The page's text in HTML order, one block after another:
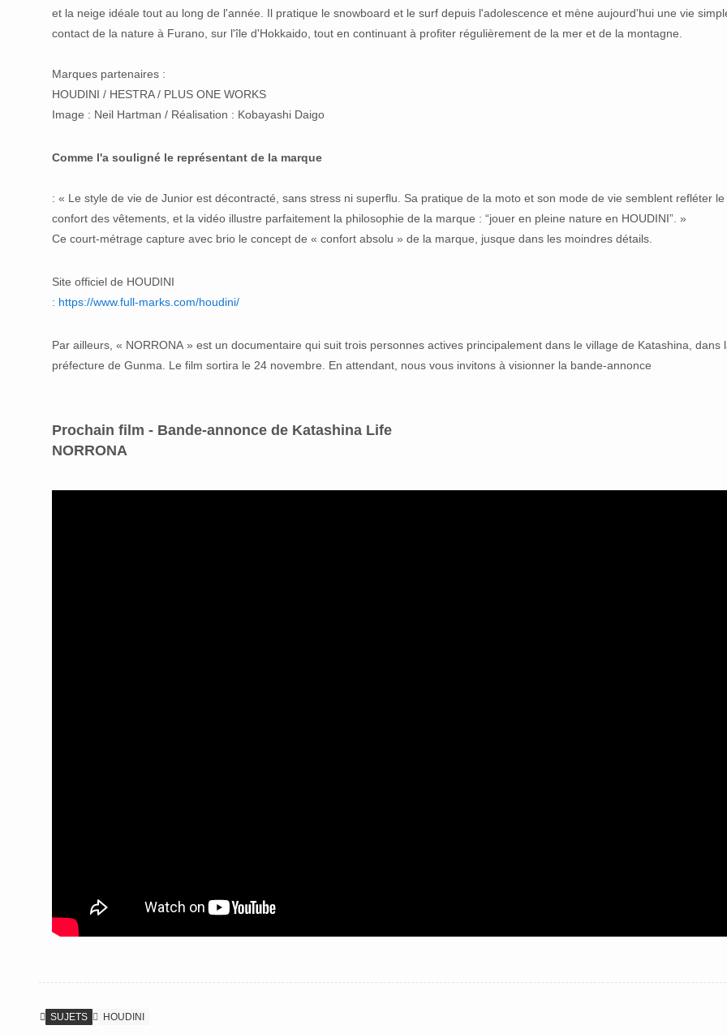
et la neige idéale tout au long de l'année. Il pratique le snowboard et le surf depuis l'adolescence et mène aujourd'hui une vie
contact de la nature à Furano, sur l'île d'Hokkaido, tout en continuant à profiter régulièrement de la mer et de la montagne.
Marques partenaires :
HOUDINI / HESTRA / PLUS ONE WORKS
Image : Neil Hartman / Réalisation : Kobayashi Daigo
Comme l'a souligné le représentant de la marque
: « Le style de vie de Junior est décontracté, sans stress ni superflu. Sa pratique de la moto et son mode de vie semblent refléter le
confort des vêtements, et la vidéo illustre parfaitement la philosophie de la marque : “jouer en pleine nature en HOUDINI”. »
Ce court-métrage capture avec brio le concept de « confort absolu » de la marque, jusque dans les moindres détails.
Site officiel de HOUDINI
: https://www.full-marks.com/houdini/
Par ailleurs, « NORRONA » est un documentaire qui suit trois personnes actives principalement dans le village de Katashina, dans
préfecture de Gunma. Le film sortira le 24 novembre. En attendant, nous vous invitons à visionner la bande-annonce
Prochain film - Bande-annonce de Katashina Life
NORRONA
SUJETS HOUDINI